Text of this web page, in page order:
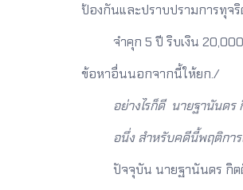
ป้องกันและปราบปรามการทุจ
จำคุก 5 ปี ริบเงิน
ข้อหาอื่นนอกจากนี้ให้ยก./
อย่างไรก็ดี นายฐานันด
อนึ่ง สำหรับคดีนี้พฤติกา
ปัจจุบัน นายฐานันดร กิตติว